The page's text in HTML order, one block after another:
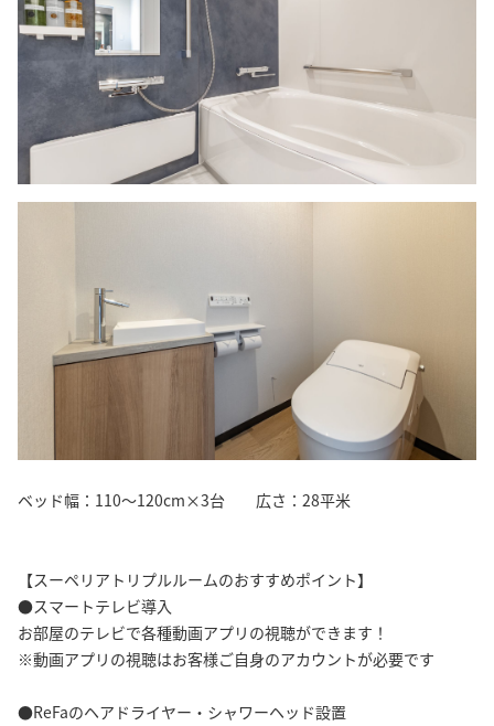
ベッド幅：110〜120cm×3台 広さ：28平米
【スーペリアトリプルルームのおすすめポイント】
●スマートテレビ導入
お部屋のテレビで各種動画アプリの視聴ができます！
※動画アプリの視聴はお客様ご自身のアカウントが必要です
●ReFaのヘアドライヤー・シャワーヘッド設置